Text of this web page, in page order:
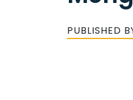
PUBLISHED